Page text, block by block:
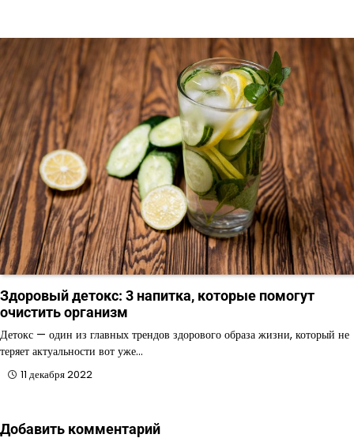
Здоровый детокс: 3 напитка, которые помогут
очистить организм
Детокс — один из главных трендов здорового образа жизни, который не
теряет актуальности вот уже…
11 декабря 2022
Добавить комментарий